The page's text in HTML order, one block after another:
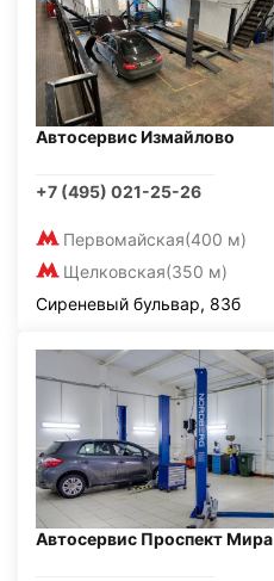
Автосервис Измайлово
+7 (495) 021-25-26
Первомайская(400 м)
Щелковская(350 м)
Сиреневый бульвар, 83б
Автосервис Проспект Мира